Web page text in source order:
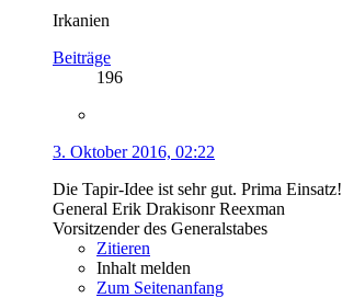
Irkanien
Beiträge
196
3. Oktober 2016, 02:22
Die Tapir-Idee ist sehr gut. Prima Einsatz!
General Erik Drakisonr Reexman
Vorsitzender des Generalstabes
Zitieren
Inhalt melden
Zum Seitenanfang